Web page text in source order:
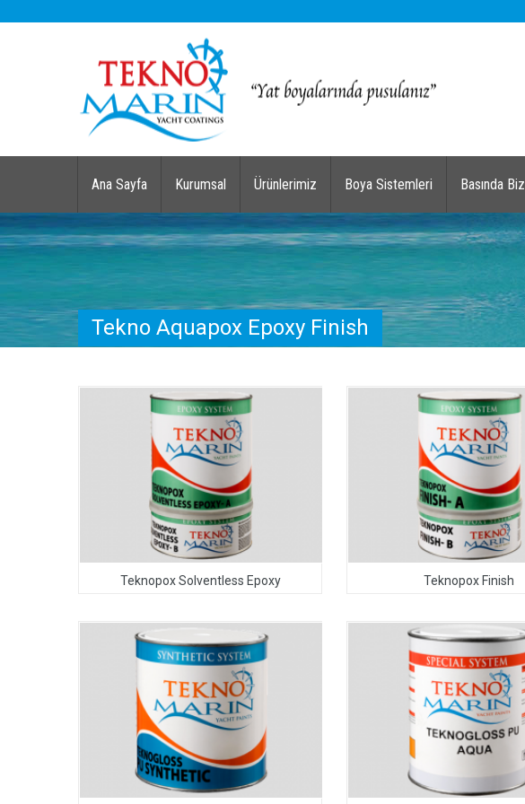
Ana Sayfa Kurumsal Ürünlerimiz Boya Sistemleri Basında Biz
Tekno Aquapox Epoxy Finish
Teknopox Solventless Epoxy Teknopox Finish